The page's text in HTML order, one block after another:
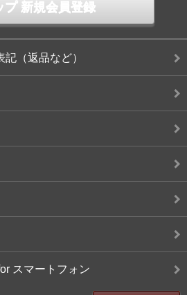
プ 新規会員登録
（返品など）
スマートフォン